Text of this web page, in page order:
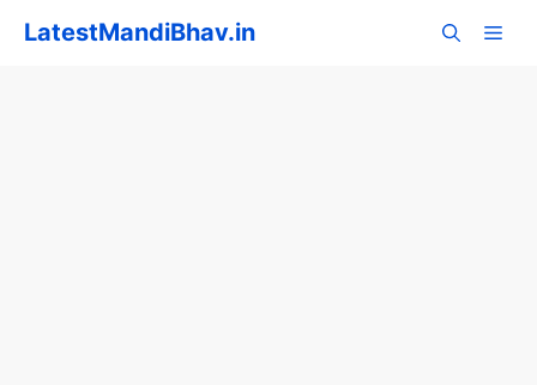
LatestMandiBhav.in